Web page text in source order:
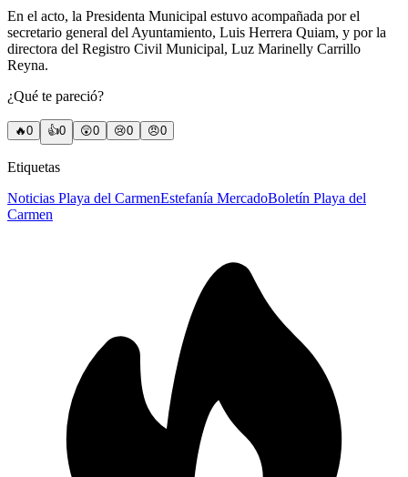
En el acto, la Presidenta Municipal estuvo acompañada por el
secretario general del Ayuntamiento, Luis Herrera Quiam, y por la
directora del Registro Civil Municipal, Luz Marinelly Carrillo
Reyna.
¿Qué te pareció?
🔥0 👍0 😲0 😢0 😠0
Etiquetas
Noticias Playa del CarmenEstefanía MercadoBoletín Playa del
Carmen